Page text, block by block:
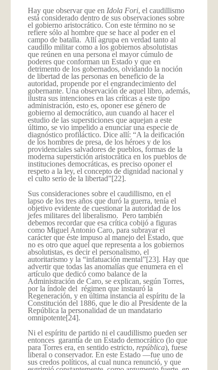
Hay que observar que en Idola Fori, el caudillismo
está considerado dentro de sus observaciones sobre
el gobierno aristocrático. Con este término no se
refiere sólo al hombre que se hace al poder en el
campo de batalla. Allí agrupa en verdad tanto al
caudillo militar como a los gobiernos absolutistas
que reúnen en una persona el mayor cúmulo de
poderes que conforman un Estado y que en
detrimento de los gobernados, olvidando la noción
de libertad de las personas en beneficio de la
autoridad, propende por el engrandecimiento del
gobernante. Una observación de aquel libro, además,
ilustra sus intenciones en las críticas a este tipo
administración, esto es, oponer ese género de
gobierno al democrático, aun cuando al hacer el
estudio de las supersticiones que aquejan a este
último, se vio impelido a enunciar una especie de
diagnóstico profiláctico. Dice allí: “A la deificación
de los hombres de presa, de los héroes y de los
providenciales salvadores de pueblos, formas de la
moderna superstición aristocrática en los pueblos de
instituciones democráticas, es preciso oponer el
respeto a la ley, el concepto de dignidad nacional y
el culto serio de la libertad”[22].
Sus consideraciones sobre el caudillismo, en el
lapso de los tres años que duró la guerra, tenía el
objetivo evidente de cuestionar la autoridad de los
jefes militares del liberalismo. Pero también
debemos recordar que esa crítica cobijó a figuras
como Miguel Antonio Caro, para subrayar el
carácter que éste impuso al manejo del Estado, que
no es otro que aquel que representa a los gobiernos
absolutistas, es decir el personalismo, el
autoritarismo y la “infatuación mental”[23]. Hay que
advertir que todas las anomalías que enumera en el
artículo que dedicó como balance de la
Administración de Caro, se explican, según Torres,
por la índole del régimen que instauró la
Regeneración, y en última instancia al espíritu de la
Constitución del 1886, que le dio al Presidente de la
República la personalidad de un mandatario
omnipotente[24].
Ni el espíritu de partido ni el caudillismo pueden ser
entonces garantía de un Estado democrático (lo que
para Torres era, en sentido estricto, república), fuese
liberal o conservador. En este Estado —fue uno de
sus credos políticos, al cual nunca renunció, y que